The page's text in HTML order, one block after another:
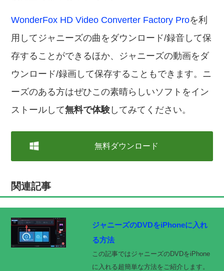
WonderFox HD Video Converter Factory Proを利
用してジャニーズの曲をダウンロード/録音して保
存することができるほか、ジャニーズの動画をダ
ウンロード/録画して保存することもできます。ニ
ーズのある方はぜひこの素晴らしいソフトをイン
ストールして無料で体験 してみてください。
無料ダウンロード
関連記事
ジャニーズのDVDをiPhoneに入れ
る方法
この記事ではジャニーズのDVDをiPhone
に入れる超簡単な方法をご紹介します。